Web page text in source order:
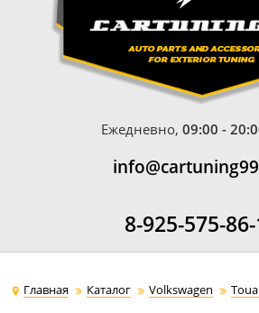
Ежедневно,09:00 -
8-925-575-86-
Главная Каталог Volkswagen